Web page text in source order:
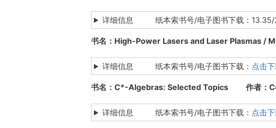
详细信息 纸本索书号/电子图书下载：13.35/
书名：High-Power Lasers and Laser
详细信息 纸本索书号/电子图书下载： 点击
书名：C*-Algebras: Selected Topics 作者：
详细信息 纸本索书号/电子图书下载： 点击